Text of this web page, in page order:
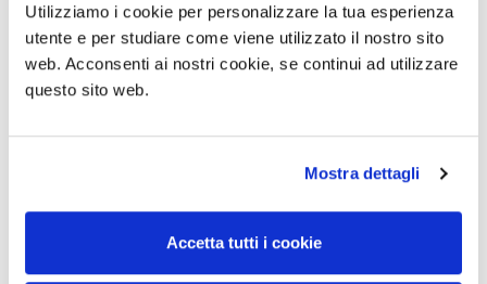
Utilizziamo i cookie per personalizzare la tua esperienza
utente e per studiare come viene utilizzato il nostro sito
web. Acconsenti ai nostri cookie, se continui ad utilizzare
questo sito web.
Mostra dettagli
Accetta tutti i cookie